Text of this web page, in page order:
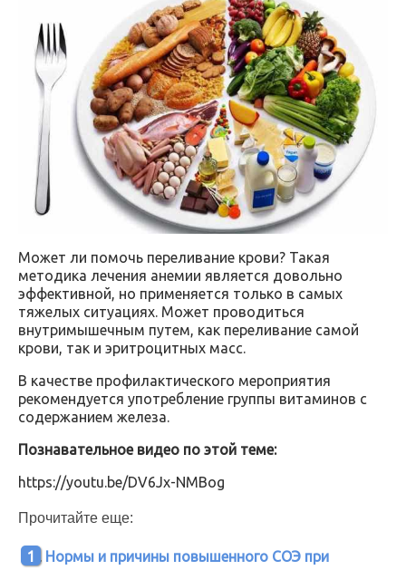
Может ли помочь переливание крови? Такая
методика лечения анемии является довольно
эффективной, но применяется только в самых
тяжелых ситуациях. Может проводиться
внутримышечным путем, как переливание самой
крови, так и эритроцитных масс.
В качестве профилактического мероприятия
рекомендуется употребление группы витаминов с
содержанием железа.
Познавательное видео по этой теме:
https://youtu.be/DV6Jx-NMBog
Прочитайте еще:
Нормы и причины повышенного СОЭ при